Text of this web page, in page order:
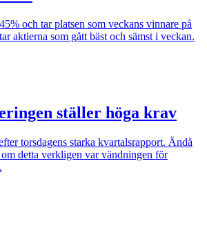
och tar platsen som veckans vinnare på
aktierna som gått bäst och sämst i veckan.
ställer höga krav
torsdagens starka kvartalsrapport. Ändå
detta verkligen var vändningen för